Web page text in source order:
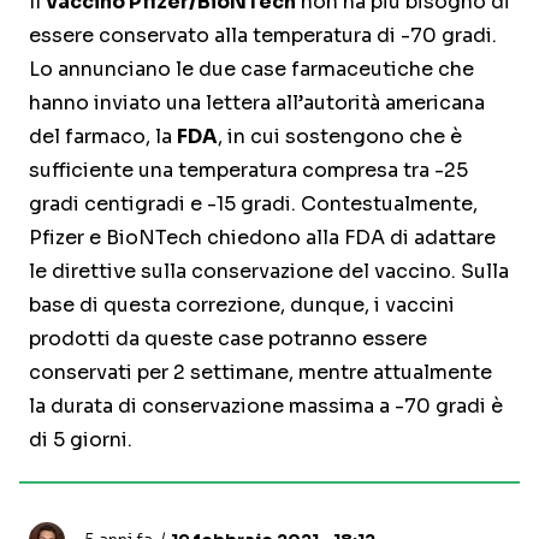
essere conservato alla temperatura di -70 gradi.
Lo annunciano le due case farmaceutiche che
hanno inviato una lettera all’autorità americana
del farmaco, la FDA, in cui sostengono che è
sufficiente una temperatura compresa tra -25
gradi centigradi e -15 gradi. Contestualmente,
Pfizer e BioNTech chiedono alla FDA di adattare
le direttive sulla conservazione del vaccino. Sulla
base di questa correzione, dunque, i vaccini
prodotti da queste case potranno essere
conservati per 2 settimane, mentre attualmente
la durata di conservazione massima a -70 gradi è
di 5 giorni.